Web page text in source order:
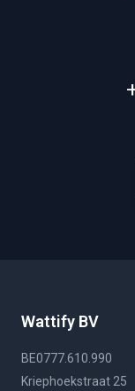
Wattify BV
BE0777.610.990
Kriephoekstraat 25